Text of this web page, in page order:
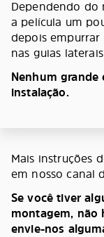
Dependendo do
a película um
depois
nas guias
Nenhum grande
instalação.
Mais instruções
em nosso canal
Se você tiver
montagem, não
envie-nos